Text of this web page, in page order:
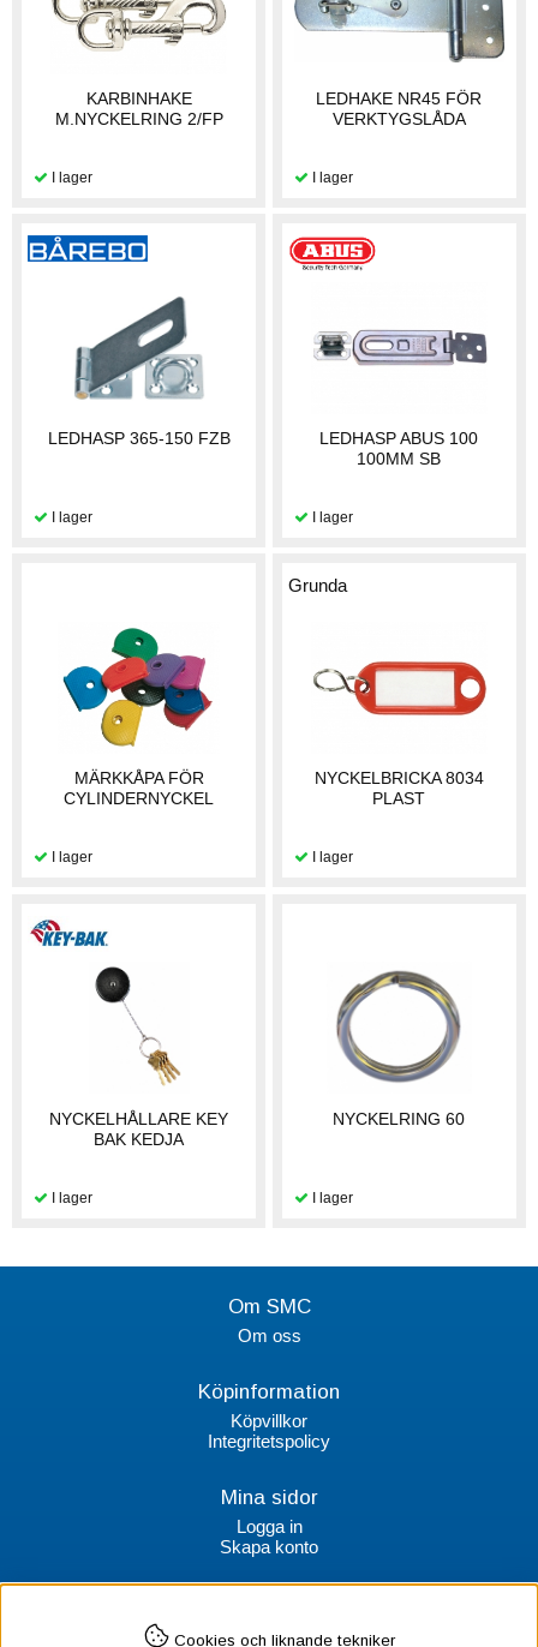
KARBINHAKE
M.NYCKELRING 2/FP
LEDHAKE NR45 FÖR
VERKTYGSLÅDA
LEDHASP 365-150 FZB
LEDHASP ABUS 100
100MM SB
MÄRKKÅPA FÖR
CYLINDERNYCKEL
Grunda
NYCKELBRICKA 8034
PLAST
NYCKELHÅLLARE KEY
BAK KEDJA
NYCKELRING 60
Om SMC
Om oss
Köpinformation
Köpvillkor
Integritetspolicy
Mina sidor
Logga in
Skapa konto
Cookies och liknande tekniker